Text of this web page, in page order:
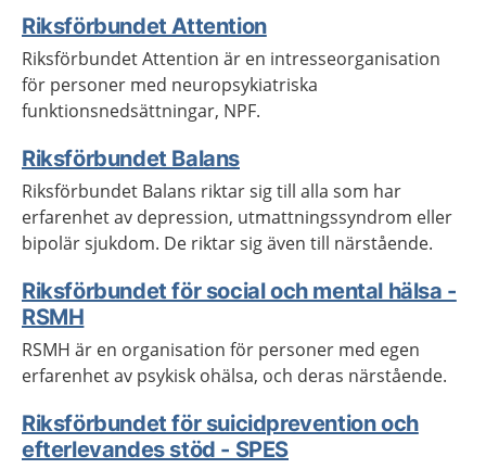
Riksförbundet Attention
Riksförbundet Attention är en intresseorganisation
för personer med neuropsykiatriska
funktionsnedsättningar, NPF.
Riksförbundet Balans
Riksförbundet Balans riktar sig till alla som har
erfarenhet av depression, utmattningssyndrom eller
bipolär sjukdom. De riktar sig även till närstående.
Riksförbundet för social och mental hälsa -
RSMH
RSMH är en organisation för personer med egen
erfarenhet av psykisk ohälsa, och deras närstående.
Riksförbundet för suicidprevention och
efterlevandes stöd - SPES